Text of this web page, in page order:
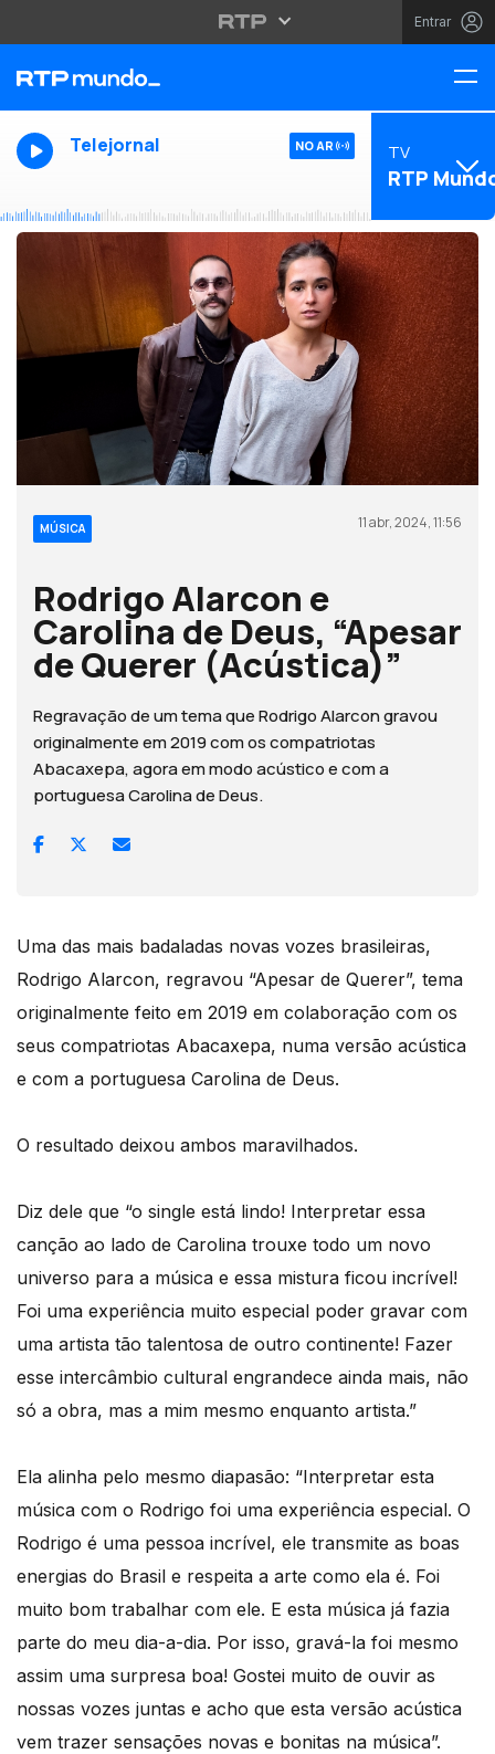
Entrar
Telejornal NO AR TV
RTP
MÚSICA 11 abr, 2024, 11:56
Rodrigo Alarcon e
Carolina de Deus, “Apesar
de Querer (Acústica)”
Regravação de um tema que Rodrigo Alarcon gravou
originalmente em 2019 com os compatriotas
Abacaxepa, agora em modo acústico e com a
portuguesa Carolina de Deus.
Uma das mais badaladas novas vozes brasileiras,
Rodrigo Alarcon, regravou “Apesar de Querer”, tema
originalmente feito em 2019 em colaboração com os
seus compatriotas Abacaxepa, numa versão acústica
e com a portuguesa Carolina de Deus.
O resultado deixou ambos maravilhados.
Diz dele que “o single está lindo! Interpretar essa
canção ao lado de Carolina trouxe todo um novo
universo para a música e essa mistura ficou incrível!
Foi uma experiência muito especial poder gravar com
uma artista tão talentosa de outro continente! Fazer
esse intercâmbio cultural engrandece ainda mais, não
só a obra, mas a mim mesmo enquanto artista.”
Ela alinha pelo mesmo diapasão: “Interpretar esta
música com o Rodrigo foi uma experiência especial. O
Rodrigo é uma pessoa incrível, ele transmite as boas
energias do Brasil e respeita a arte como ela é. Foi
muito bom trabalhar com ele. E esta música já fazia
parte do meu dia-a-dia. Por isso, gravá-la foi mesmo
assim uma surpresa boa! Gostei muito de ouvir as
nossas vozes juntas e acho que esta versão acústica
vem trazer sensações novas e bonitas na música”.